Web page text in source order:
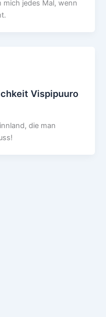
mich jedes Mal, wenn
Vispipuuro
die man